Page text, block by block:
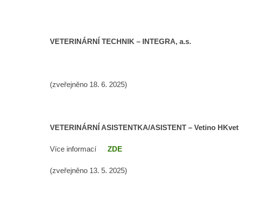
VETERINÁRNÍ TECHNIK – INTEGRA, a.s.
(zveřejněno 18. 6. 2025)
VETERINÁRNÍ ASISTENTKA/ASISTENT – Vetino HKvet
Více informací ZDE
(zveřejněno 13. 5. 2025)